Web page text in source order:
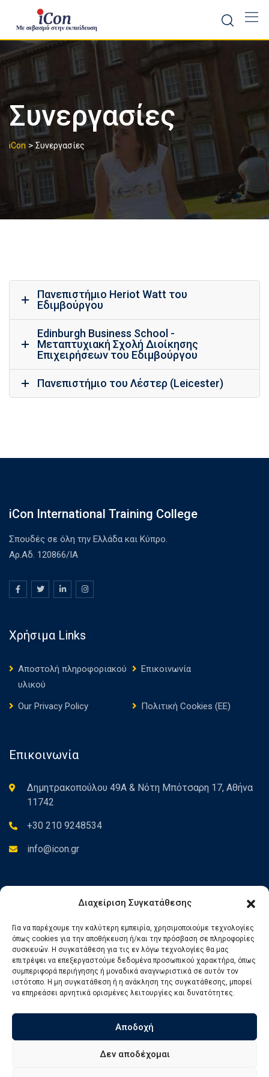
Διαχείριση Συγκατάθεσης
Για να παρέχουμε την καλύτερη εμπειρία, χρησιμοποιούμε τεχνολογίες
όπως cookies για την αποθήκευση ή/και την πρόσβαση σε πληροφορίες
συσκευών. Η συγκατάθεση για τις εν λόγω τεχνολογίες θα μας
επιτρέψει να επεξεργαστούμε δεδομένα προσωπικού χαρακτήρα, όπως
συμπεριφορά περιήγησης ή μοναδικά αναγνωριστικά σε αυτόν τον
ιστότοπο. Η μη συγκατάθεση ή η ανάκληση της συγκατάθεσης, μπορεί
να επηρεάσει αρνητικά ορισμένες λειτουργίες και δυνατότητες.
Αποδοχή
Δεν αποδέχομαι
content
Συνεργασίες
iCon > Συνεργασίες
Πανεπιστήμιο Heriot Watt του
Εδιμβούργου
Edinburgh Business School -
Μεταπτυχιακή Σχολή Διοίκησης
Επιχειρήσεων του Εδιμβούργου
Πανεπιστήμιο του Λέστερ (Leicester)
iCon International Training College
Σπουδές σε όλη την Ελλάδα και Κύπρο.
Αρ.Αδ. 120866/ΙΑ
Χρήσιμα Links
Αποστολή πληροφοριακού
υλικού
Επικοινωνία
Our Privacy Policy Πολιτική Cookies (ΕΕ)
Επικοινωνία
Δημητρακοπούλου 49Α & Νότη Μπότσαρη 17, Αθήνα
11742
+30 210 9248534
info@icon.gr
Εγγραφείτε στο Newsletter για να ενημερώνεστε για τα νέα
μας.